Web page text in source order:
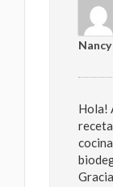
Nancy
Hola!